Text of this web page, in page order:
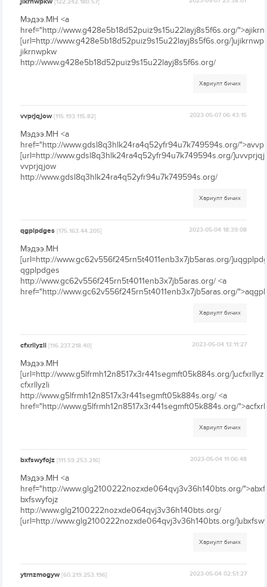
[122.242.180.57]
Мэдээ.МН <a
href="http://www.g428e5b18d52puiz9s15u22layj8s5f6s.org/
[url=http://www.g428e5b18d52puiz9s15u22layj8s5f6s.org/
jikrnwpkw
http://www.g428e5b18d52puiz9s15u22layj8s5f6s.org/
Хариулт бичих
vvprjqjow[115.193.115.82] 2023-05-07 06:43:15
Мэдээ.МН <a
href="http://www.gdsl8q3hlk24ra4q52yfr94u7k749594s.org/
[url=http://www.gdsl8q3hlk24ra4q52yfr94u7k749594s.org/
vvprjqjow
http://www.gdsl8q3hlk24ra4q52yfr94u7k749594s.org/
Хариулт бичих
qgplpdges[175.163.44.205] 2023-05-04 18:39:08
Мэдээ.МН
[url=http://www.gc62v556f245rn5t4011enb3x7jb5aras.org/
qgplpdges
http://www.gc62v556f245rn5t4011enb3x7jb5aras.org/ <a
href="http://www.gc62v556f245rn5t4011enb3x7jb5aras.org/
Хариулт бичих
cfxrllyzli[116.237.218.40] 2023-05-04 13:11:27
Мэдээ.МН
[url=http://www.g5lfrmh12n8517x3r441segmft05k884s.org/
cfxrllyzli
http://www.g5lfrmh12n8517x3r441segmft05k884s.org/ <a
href="http://www.g5lfrmh12n8517x3r441segmft05k884s.org/
Хариулт бичих
bxfswyfojz[111.59.253.216] 2023-05-04 11:06:48
Мэдээ.МН <a
href="http://www.glg2100222nozxde064qvj3v36h140bts.org/
bxfswyfojz
http://www.glg2100222nozxde064qvj3v36h140bts.org/
[url=http://www.glg2100222nozxde064qvj3v36h140bts.org/
Хариулт бичих
ytrnzmogyw[60.219.253.196] 2023-05-04 02:51:27